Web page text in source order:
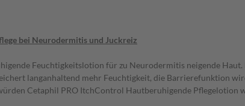
bei Neurodermitis und Juckreiz
Feuchtigkeitslotion für zu Neurodermitis neigende
langanhaltend mehr Feuchtigkeit, die Barrierefunktion
Cetaphil PRO ItchControl Hautberuhigende Pflegelotion